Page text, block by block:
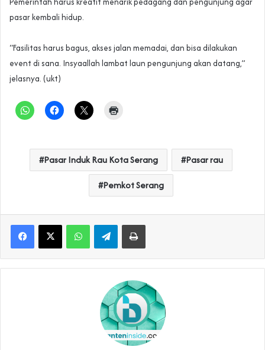
pasar kembali hidup.
‎“Fasilitas harus bagus, akses jalan memadai, dan bisa dilakukan
event di sana. Insyaallah lambat laun pengunjung akan datang,”
jelasnya. (ukt)
Pasar Induk Rau Kota Serang Pasar rau
Pemkot Serang
WhatsAppTelegramPrint